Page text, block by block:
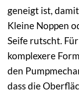
geneigt ist,
Kleine Noppen
Seife rutscht.
komplexere
den
dass die